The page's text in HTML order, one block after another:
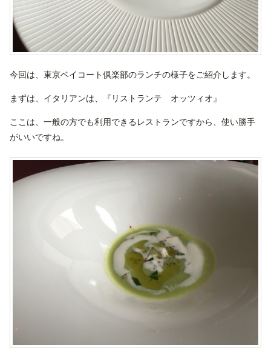
今回は、東京ベイコート倶楽部のランチの様子をご紹介します。
まずは、イタリアンは、『リストランテ オッツィオ』
ここは、一般の方でも利用できるレストランですから、使い勝手
がいいですね。